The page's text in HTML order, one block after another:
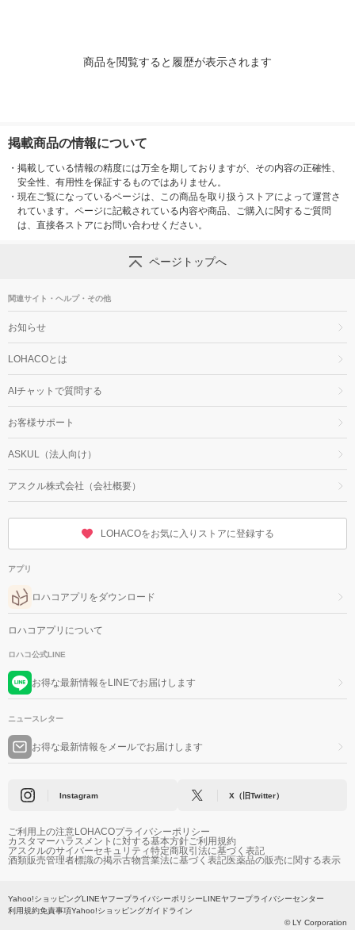
商品を閲覧すると履歴が表示されます
掲載商品の情報について
・ 掲載している情報の精度には万全を期しておりますが、その内容の正確性、
安全性、有用性を保証するものではありません。
・ 現在ご覧になっているページは、この商品を取り扱うストアによって運営さ
れています。ページに記載されている内容や商品、ご購入に関するご質問
は、直接各ストアにお問い合わせください。
ページトップへ
関連サイト・ヘルプ・その他
お知らせ
LOHACOとは
AIチャットで質問する
お客様サポート
ASKUL（法人向け）
アスクル株式会社（会社概要）
LOHACOをお気に入りストアに登録する
アプリ
ロハコアプリをダウンロード
ロハコアプリについて
ロハコ公式LINE
お得な最新情報をLINEでお届けします
ニュースレター
お得な最新情報をメールでお届けします
Instagram X（旧Twitter）
ご利用上の注意LOHACOプライバシーポリシー
カスタマーハラスメントに対する基本方針ご利用規約
アスクルのサイバーセキュリティ特定商取引法に基づく表記
酒類販売管理者標識の掲示古物営業法に基づく表記医薬品の販売に関する表示
Yahoo!ショッピングLINEヤフープライバシーポリシーLINEヤフープライバシーセンター
利用規約免責事項Yahoo!ショッピングガイドライン
© LY Corporation